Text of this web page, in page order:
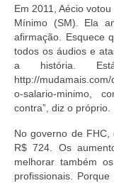
Em 2011, Aécio
Mínimo (SM). Ela
afirmação. Esquece
todos os áudios e
a história.
http://
o-salario-minimo,
contra”, diz o próprio.
No governo de
R$ 724. Os
melhorar também
profissionais.